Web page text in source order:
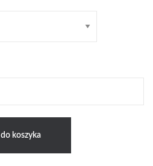
koszyka